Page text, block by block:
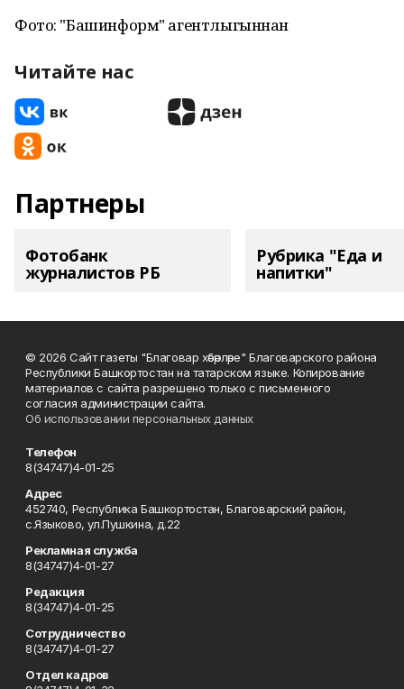
Фото: "Башинформ" агентлыгыннан
Читайте нас
Партнеры
Фотобанк
журналистов РБ
Рубрика "Еда и
напитки"
© 2026 Сайт газеты "Благовар хәбәрләре" Благоварского района
Республики Башкортостан на татарском языке. Копирование
материалов с сайта разрешено только с письменного
согласия администрации сайта.
Об использовании персональных данных
Телефон
8(34747)4-01-25
Адрес
452740, Республика Башкортостан, Благоварский район,
с.Языково, ул.Пушкина, д.22
Рекламная служба
8(34747)4-01-27
Редакция
8(34747)4-01-25
Сотрудничество
8(34747)4-01-27
Отдел кадров